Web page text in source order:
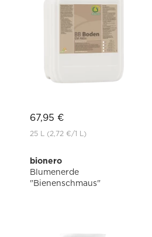
67,95 €
25 L (2,72 €/1 L)
bionero
Blumenerde
"Bienenschmaus"